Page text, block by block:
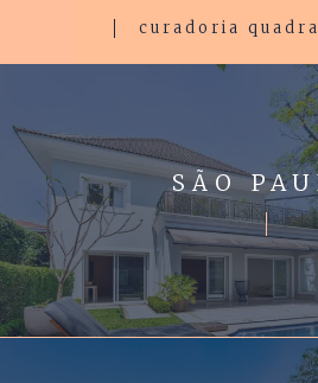
curadoria
SÃO